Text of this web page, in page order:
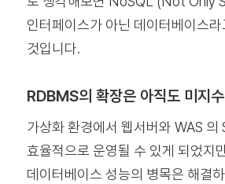
인터페이스가 아닌 데이터베이스
것입니다.
RDBMS의 확장은 아직도 미지
가상화 환경에서 웹서버와 WAS
효율적으로 운영될 수 있게 되었지
데이터베이스 성능의 병목은 해결